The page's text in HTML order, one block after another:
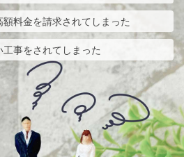
料金を請求されてしまった
工事をされてしまった